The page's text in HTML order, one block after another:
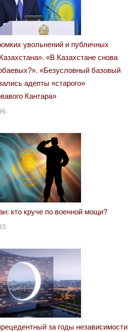
увольнений и публичных
«В Казахстане снова
«Безусловный базовый
адепты «старого»
Кантара»
кто круче по военной мощи?
за годы независимости